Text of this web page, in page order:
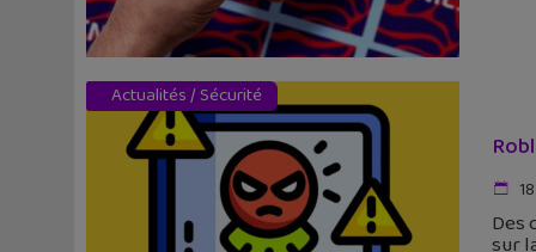
Actualités/ Sécurité
Des
sur